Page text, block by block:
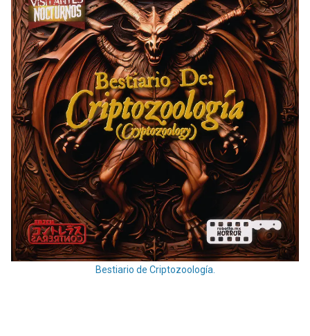
Bestiario de Criptozoología.